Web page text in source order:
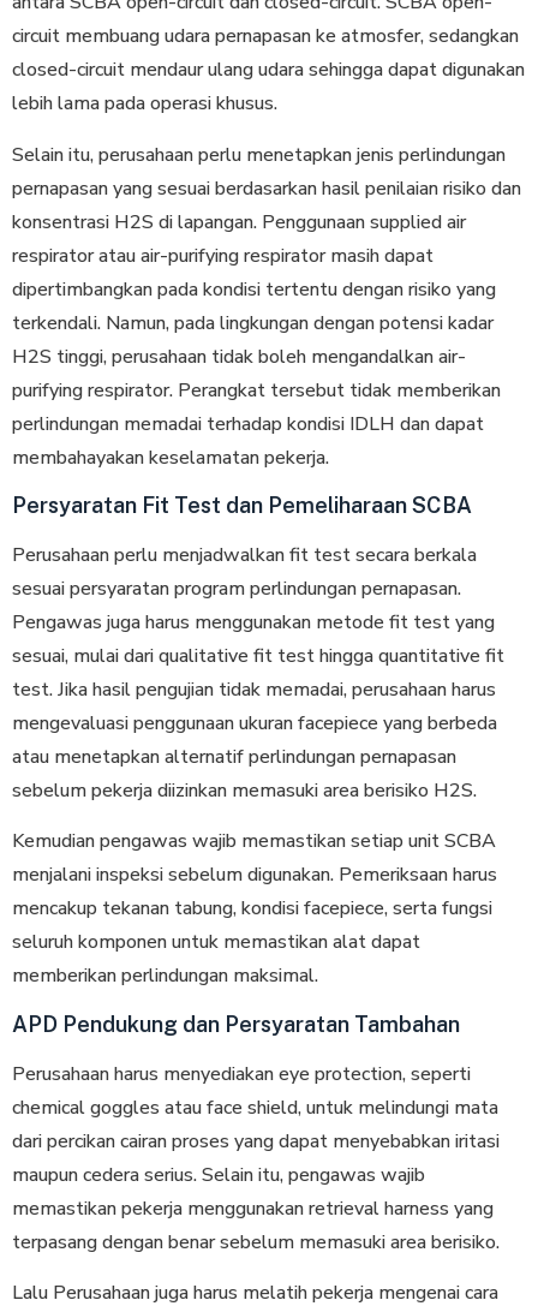
circuit membuang udara pernapasan ke atmosfer, sedangkan
closed-circuit mendaur ulang udara sehingga dapat digunakan
lebih lama pada operasi khusus.
Selain itu, perusahaan perlu menetapkan jenis perlindungan
pernapasan yang sesuai berdasarkan hasil penilaian risiko dan
konsentrasi H2S di lapangan. Penggunaan supplied air
respirator atau air-purifying respirator masih dapat
dipertimbangkan pada kondisi tertentu dengan risiko yang
terkendali. Namun, pada lingkungan dengan potensi kadar
H2S tinggi, perusahaan tidak boleh mengandalkan air-
purifying respirator. Perangkat tersebut tidak memberikan
perlindungan memadai terhadap kondisi IDLH dan dapat
membahayakan keselamatan pekerja.
Persyaratan Fit Test dan Pemeliharaan SCBA
Perusahaan perlu menjadwalkan fit test secara berkala
sesuai persyaratan program perlindungan pernapasan.
Pengawas juga harus menggunakan metode fit test yang
sesuai, mulai dari qualitative fit test hingga quantitative fit
test. Jika hasil pengujian tidak memadai, perusahaan harus
mengevaluasi penggunaan ukuran facepiece yang berbeda
atau menetapkan alternatif perlindungan pernapasan
sebelum pekerja diizinkan memasuki area berisiko H2S.
Kemudian pengawas wajib memastikan setiap unit SCBA
menjalani inspeksi sebelum digunakan. Pemeriksaan harus
mencakup tekanan tabung, kondisi facepiece, serta fungsi
seluruh komponen untuk memastikan alat dapat
memberikan perlindungan maksimal.
APD Pendukung dan Persyaratan Tambahan
Perusahaan harus menyediakan eye protection, seperti
chemical goggles atau face shield, untuk melindungi mata
dari percikan cairan proses yang dapat menyebabkan iritasi
maupun cedera serius. Selain itu, pengawas wajib
memastikan pekerja menggunakan retrieval harness yang
terpasang dengan benar sebelum memasuki area berisiko.
Lalu Perusahaan juga harus melatih pekerja mengenai cara